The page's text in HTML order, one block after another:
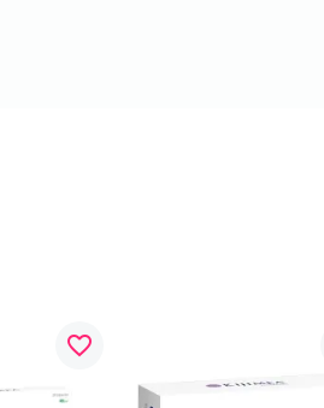
favorite_border